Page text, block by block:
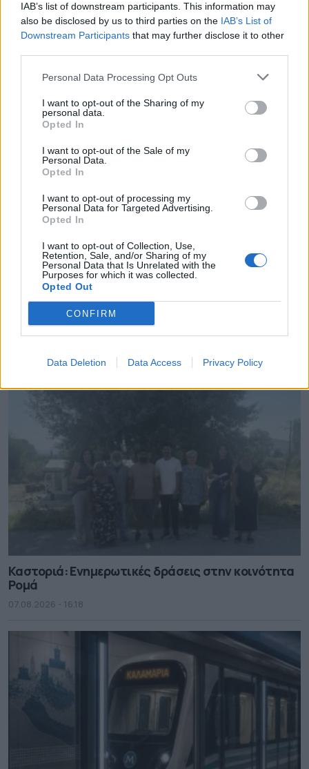
IAB’s list of downstream participants. This information may
also be disclosed by us to third parties on the IAB’s List of
Downstream Participants that may further disclose it to other
Personal Data Processing Opt Outs
I want to opt-out of the Sharing of my
personal data.
Opted In
I want to opt-out of the Sale of my
Personal Data.
Opted In
I want to opt-out of processing my
Personal Data for Targeted Advertising.
Opted In
I want to opt-out of Collection, Use,
Retention, Sale, and/or Sharing of my
Personal Data that Is Unrelated with the
Purposes for which it was collected.
Opted Out
CONFIRM
Data Deletion Data Access Privacy Policy
TAGS: ΑΣΕΠ ΔΕΥΑΚ ΔΗΜΟΣ ΚΙΛΚΙΣ
ΘΕΣΕΙΣ
ΕΡΓΑΣΙΑΣ
ΠΡΟΣΛΗΨΕΙΣ
ΠΡΟΣΛΗΨΕΙΣ
657.000 ευρώ για 9 παιδικές χαρές στον Δήμο
Πύργου
Καστοριά: Ενημερωτικές δράσεις στην κοινότητα
Ρομά
07.08.2026 - 16.18